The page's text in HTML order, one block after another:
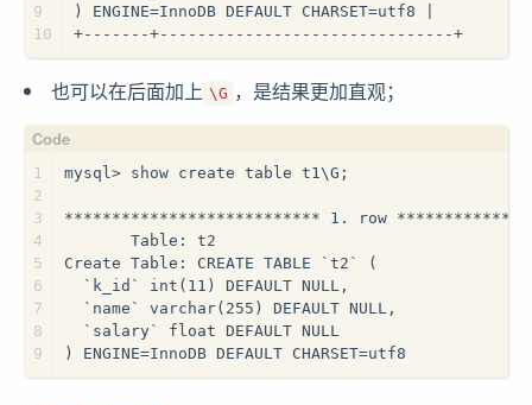
9
10
) ENGINE=InnoDB DEFAULT CHARSET=utf8 |
+-------+-------------------------------+
也可以在后面加上 \G ，是结果更加直观；
1
2
3
4
5
6
7
8
9
mysql> show create table t1\G;
*************************** 1. row
       Table: t2
Create Table: CREATE TABLE `t2` (
  `k_id` int(11) DEFAULT NULL,
  `name` varchar(255) DEFAULT NULL,
  `salary` float DEFAULT NULL
) ENGINE=InnoDB DEFAULT CHARSET=utf8